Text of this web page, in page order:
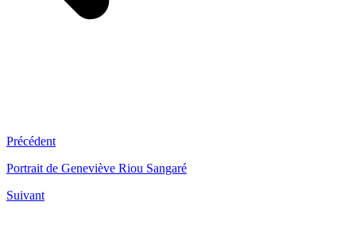
Précédent
Portrait de Geneviève Riou Sangaré
Suivant